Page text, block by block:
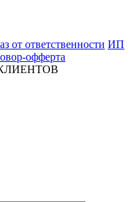
от ответственности ИП
офферта